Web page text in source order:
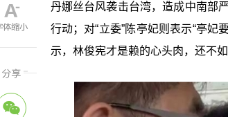
丹娜丝台风袭击台湾，造成中南部
行动；对“立委”陈亭妃则表示“亭妃
示，林俊宪才是赖的心头肉，还不